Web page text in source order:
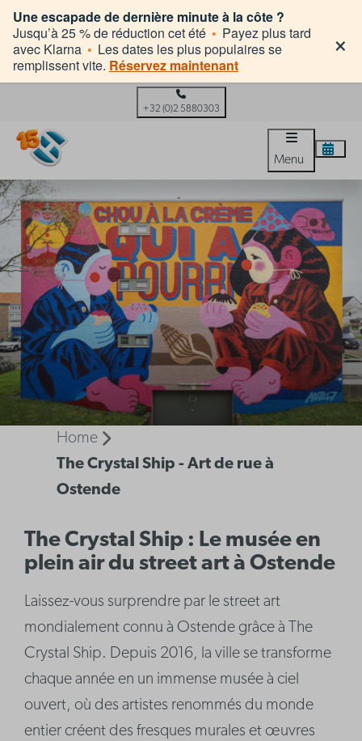
Une escapade de dernière minute à la côte ?
Jusqu’à 25 % de réduction cet été • Payez plus tard
avec Klarna • Les dates les plus populaires se
remplissent vite. Réservez maintenant
×
+32 (0)2 5880303
Menu
Home
The Crystal Ship - Art de rue à
Ostende
The Crystal Ship : Le musée en
plein air du street art à Ostende
Laissez-vous surprendre par le street art
mondialement connu à Ostende grâce à The
Crystal Ship. Depuis 2016, la ville se transforme
chaque année en un immense musée à ciel
ouvert, où des artistes renommés du monde
entier créent des fresques murales et œuvres